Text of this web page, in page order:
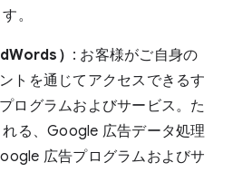
。
） : お客様がご自身の
トを通じてアクセスできるす
ログラムおよびサービス。た
る、Google 広告データ処理
広告プログラムおよびサ